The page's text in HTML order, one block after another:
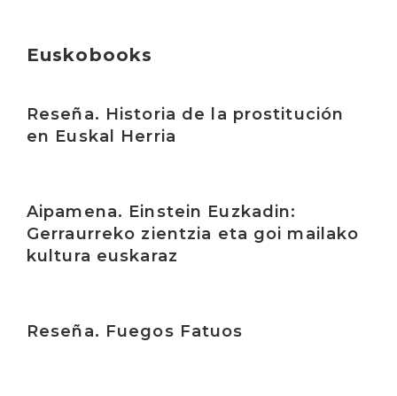
Euskobooks
Reseña. Historia de la prostitución
en Euskal Herria
Aipamena. Einstein Euzkadin:
Gerraurreko zientzia eta goi mailako
kultura euskaraz
Reseña. Fuegos Fatuos